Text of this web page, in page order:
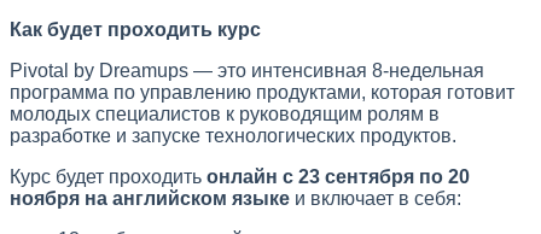
Как будет проходить курс
Pivotal by Dreamups — это интенсивная 8-недельная
программа по управлению продуктами, которая готовит
молодых специалистов к руководящим ролям в
разработке и запуске технологических продуктов.
Курс будет проходить онлайн с 23 сентября по 20
ноября на английском языке и включает в себя: